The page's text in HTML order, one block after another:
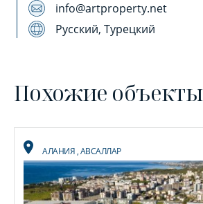
info@artproperty.net
Русский, Турецкий
Похожие объекты
АЛАНИЯ,АВСАЛЛАР